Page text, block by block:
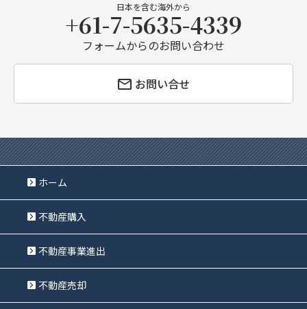
日本を含む海外から
+61-7-5635-4339
フォームからのお問い合わせ
お問い合せ
ホーム
不動産購入
不動産事業進出
不動産売却